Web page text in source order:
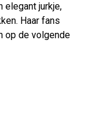
elegant jurkje,
Haar fans
op de volgende